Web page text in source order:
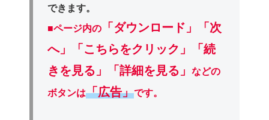
できます。
■ページ内の
「ダウンロード」
「次
へ」「こちらをクリック」「続
きを見る」「詳細を見る」などの
ボタンは「広告」です。